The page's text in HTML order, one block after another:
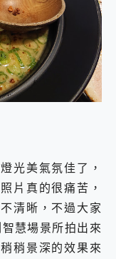
光美氣氛佳了，
片真的很痛苦，
清晰，不過大家
慧場景所拍出來
稍景深的效果來